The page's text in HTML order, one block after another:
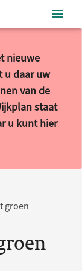
nieuwe
u daar uw
van de
staat
u kunt hier
groen